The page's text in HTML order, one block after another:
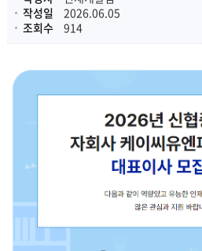
작성일
2026.06.05
조회수
914